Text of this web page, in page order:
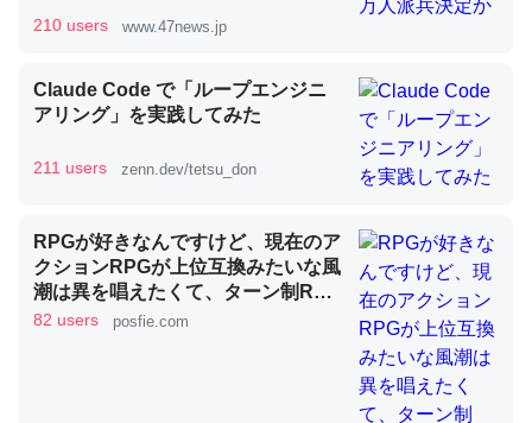
かりやすく強くなりそう
コオロギのカルシウム分はエビの600分の1程度。
─ニュース :: 【研究発表】昆虫学の大問題＝「昆虫はなぜ海にいな
いのか」に関する新仮説
210 users www.47news.jp
Claude Code で「ループエンジニ
アリング」を実践してみた
211 users zenn.dev/tetsu_don
RPGが好きなんですけど、現在のア
クションRPGが上位互換みたいな風
潮は異を唱えたくて、ターン制RPG
にはターン制の良さがあると思って
82 users posfie.com